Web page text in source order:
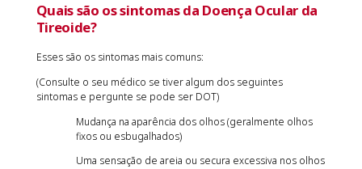
Quais são os sintomas da Doença Ocular da
Tireoide?
Esses são os sintomas mais comuns:
(Consulte o seu médico se tiver algum dos seguintes
sintomas e pergunte se pode ser DOT)
Mudança na aparência dos olhos (geralmente olhos
fixos ou esbugalhados)
Uma sensação de areia ou secura excessiva nos olhos